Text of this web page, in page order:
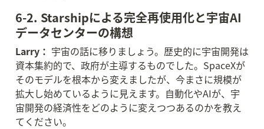
6-2. Starshipによる完全再使用化と宇宙AI
データセンターの構想
Larry： 宇宙の話に移りましょう。歴史的に宇宙開発は
資本集約的で、政府が主導するものでした。SpaceXが
そのモデルを根本から変えましたが、今まさに規模が
拡大し始めているように見えます。自動化やAIが、宇
宙開発の経済性をどのように変えつつあるのかを教え
てください。